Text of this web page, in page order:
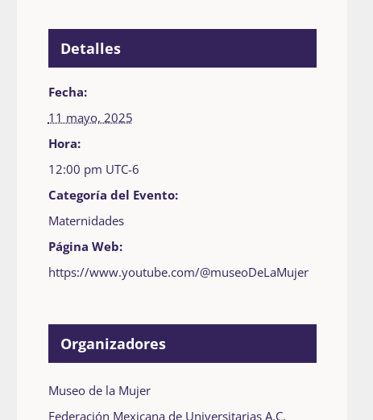
Detalles
Fecha:
11 mayo, 2025
Hora:
12:00 pm UTC-6
Categoría del Evento:
Maternidades
Página Web:
https://www.youtube.com/@museoDeLaMujer
Organizadores
Museo de la Mujer
Federación Mexicana de Universitarias A.C.